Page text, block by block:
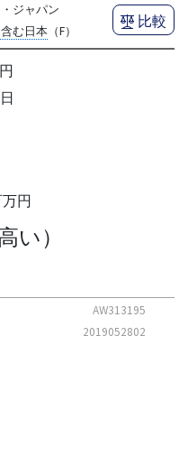
ジャパン
む日本（F）
比較
円
円
い）
AW313195
2019052802